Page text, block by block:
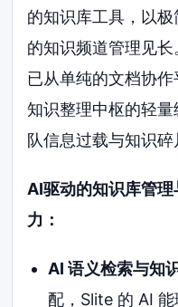
的知识库工具，以
的知识频道管理见
已从单纯的文档协
知识整理中枢的轻
队信息过载与知识碎
AI驱动的知识库管
力：
AI 语义检索与知
配，Slite 的 AI